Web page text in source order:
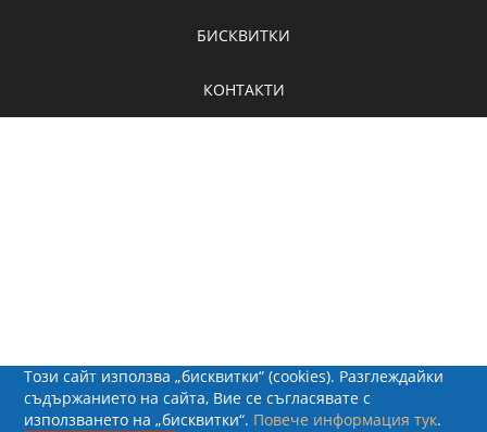
БИСКВИТКИ
КОНТАКТИ
Този сайт използва „бисквитки“ (cookies). Разглеждайки
съдържанието на сайта, Вие се съгласявате с
използването на „бисквитки“. Повече информация тук.